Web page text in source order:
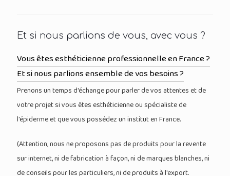
Et si nous parlions de vous, avec vous ?
Vous êtes esthéticienne professionnelle en France ?
Et si nous parlions ensemble de vos besoins ?
Prenons un temps d'échange pour parler de vos attentes et de
votre projet si vous êtes esthéticienne ou spécialiste de
l'épiderme et que vous possédez un institut en France.
(Attention, nous ne proposons pas de produits pour la revente
sur internet, ni de fabrication à façon, ni de marques blanches, ni
de conseils pour les particuliers, ni de produits à l'export.